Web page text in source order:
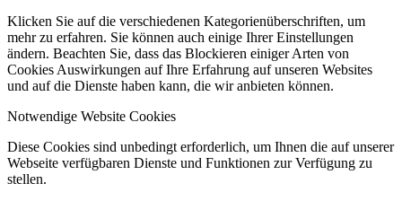
Klicken Sie auf die verschiedenen Kategorienüberschriften, um
mehr zu erfahren. Sie können auch einige Ihrer Einstellungen
ändern. Beachten Sie, dass das Blockieren einiger Arten von
Cookies Auswirkungen auf Ihre Erfahrung auf unseren Websites
und auf die Dienste haben kann, die wir anbieten können.
Notwendige Website Cookies
Diese Cookies sind unbedingt erforderlich, um Ihnen die auf unserer
Webseite verfügbaren Dienste und Funktionen zur Verfügung zu
stellen.